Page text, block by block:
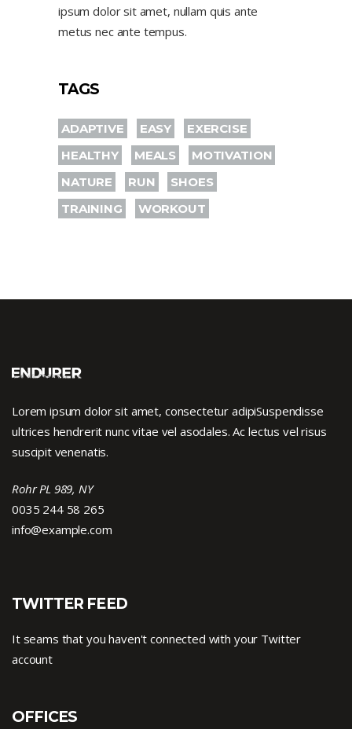
ipsum dolor sit amet, nullam quis ante
metus nec ante tempus.
TAGS
ADAPTIVE EASY
EXERCISE
HEALTHY
MEALS
MOTIVATION
NATURE
RUN
SHOES
TRAINING
WORKOUT
Lorem ipsum dolor sit amet, consectetur adipiSuspendisse
ultrices hendrerit nunc vitae vel asodales. Ac lectus vel risus
suscipit venenatis.
Rohr PL 989, NY
0035 244 58 265
info@example.com
TWITTER FEED
It seams that you haven't connected with your Twitter
account
OFFICES